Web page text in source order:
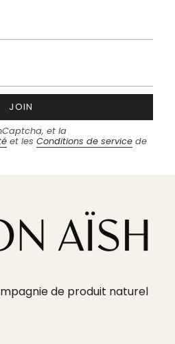
JOIN
et la
et les Conditions de service de
de produit naturel